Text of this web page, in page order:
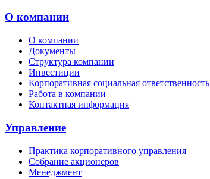
О компании
О компании
Документы
Структура компании
Инвестиции
Корпоративная социальная ответственность
Работа в компании
Контактная информация
Управление
Практика корпоративного управления
Собрание акционеров
Менеджмент